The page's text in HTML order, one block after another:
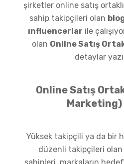
şirketler online satış
sahip takipçileri olan
ınfluencerlar ile
olan Online Satış
detaylar
Online Satış
Marketing)
Yüksek takipçili ya da bir
düzenli takipçileri